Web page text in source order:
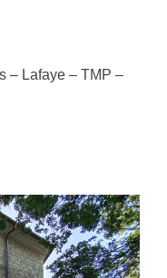
– Lafaye – TMP –